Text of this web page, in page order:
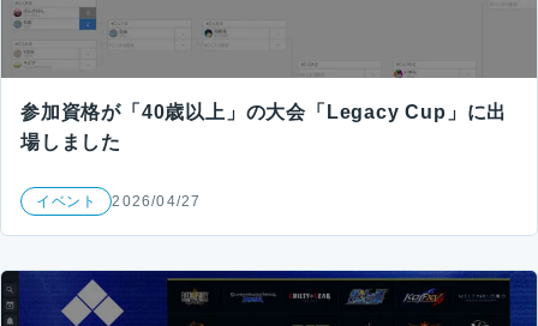
参加資格が「40歳以上」の大会「Legacy Cup」に出
場しました
イベント 2026/04/27